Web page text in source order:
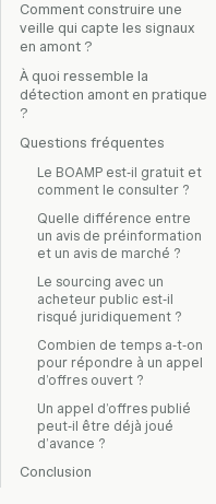
Comment construire une
veille qui capte les signaux
en amont ?
À quoi ressemble la
détection amont en pratique
?
Questions fréquentes
Le BOAMP est-il gratuit et
comment le consulter ?
Quelle différence entre
un avis de préinformation
et un avis de marché ?
Le sourcing avec un
acheteur public est-il
risqué juridiquement ?
Combien de temps a-t-on
pour répondre à un appel
d’offres ouvert ?
Un appel d’offres publié
peut-il être déjà joué
d’avance ?
Conclusion